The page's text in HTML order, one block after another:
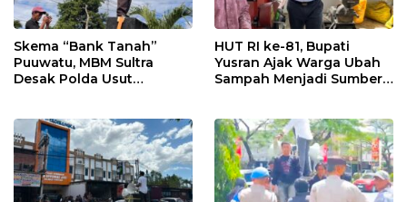
Skema “Bank Tanah”
Puuwatu, MBM Sultra
Desak Polda Usut
HUT RI ke-81, Bupati
Yusran Ajak Warga Ubah
Sampah Menjadi Sumber